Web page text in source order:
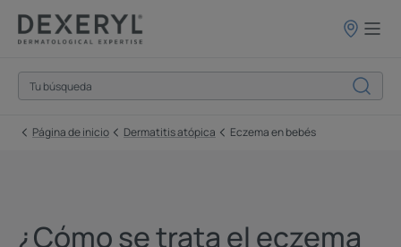
Puntos
Página de inicio Dermatitis atópica Eczema en bebés
¿Cómo se trata el eczema